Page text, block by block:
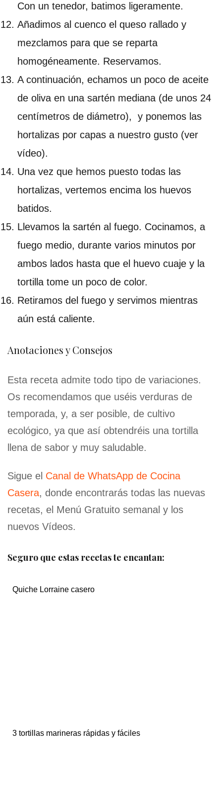
Con un tenedor, batimos ligeramente.
Añadimos al cuenco el queso rallado y
mezclamos para que se reparta
homogéneamente. Reservamos.
A continuación, echamos un poco de aceite
de oliva en una sartén mediana (de unos 24
centímetros de diámetro), y ponemos las
hortalizas por capas a nuestro gusto (ver
vídeo).
Una vez que hemos puesto todas las
hortalizas, vertemos encima los huevos
batidos.
Llevamos la sartén al fuego. Cocinamos, a
fuego medio, durante varios minutos por
ambos lados hasta que el huevo cuaje y la
tortilla tome un poco de color.
Retiramos del fuego y servimos mientras
aún está caliente.
Anotaciones y Consejos
Esta receta admite todo tipo de variaciones.
Os recomendamos que uséis verduras de
temporada, y, a ser posible, de cultivo
ecológico, ya que así obtendréis una tortilla
llena de sabor y muy saludable.
Sigue el Canal de WhatsApp de Cocina
Casera, donde encontrarás todas las nuevas
recetas, el Menú Gratuito semanal y los
nuevos Vídeos.
Seguro que estas recetas te encantan:
Quiche Lorraine casero
3 tortillas marineras rápidas y fáciles